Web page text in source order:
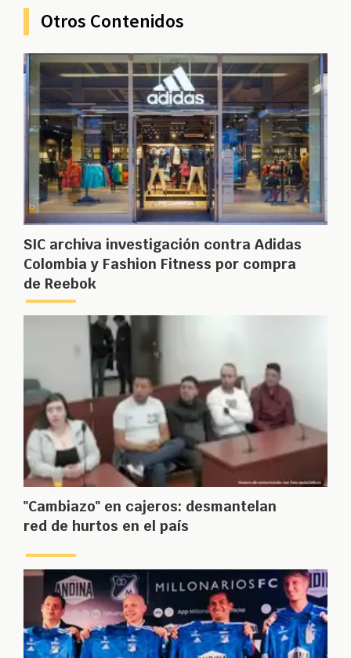
Otros Contenidos
SIC archiva investigación contra Adidas
Colombia y Fashion Fitness por compra
de Reebok
"Cambiazo" en cajeros: desmantelan
red de hurtos en el país